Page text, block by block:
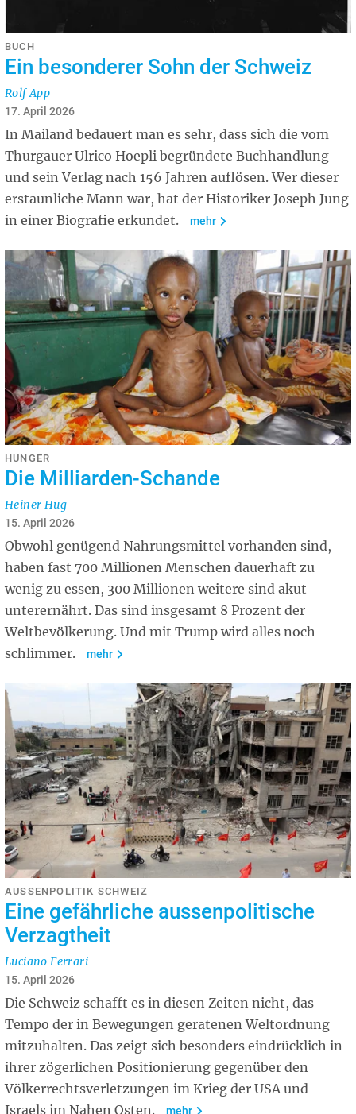
BUCH
Ein besonderer Sohn der Schweiz
Rolf App
17. April 2026
In Mailand bedauert man es sehr, dass sich die vom
Thurgauer Ulrico Hoepli begründete Buchhandlung
und sein Verlag nach 156 Jahren auflösen. Wer dieser
erstaunliche Mann war, hat der Historiker Joseph Jung
in einer Biografie erkundet.
mehr
HUNGER
Die Milliarden-Schande
Heiner Hug
15. April 2026
Obwohl genügend Nahrungsmittel vorhanden sind,
haben fast 700 Millionen Menschen dauerhaft zu
wenig zu essen, 300 Millionen weitere sind akut
unterernährt. Das sind insgesamt 8 Prozent der
Weltbevölkerung. Und mit Trump wird alles noch
schlimmer.
mehr
AUSSENPOLITIK SCHWEIZ
Eine gefährliche aussenpolitische
Verzagtheit
Luciano Ferrari
15. April 2026
Die Schweiz schafft es in diesen Zeiten nicht, das
Tempo der in Bewegungen geratenen Weltordnung
mitzuhalten. Das zeigt sich besonders eindrücklich in
ihrer zögerlichen Positionierung gegenüber den
Völkerrechtsverletzungen im Krieg der USA und
Israels im Nahen Osten.